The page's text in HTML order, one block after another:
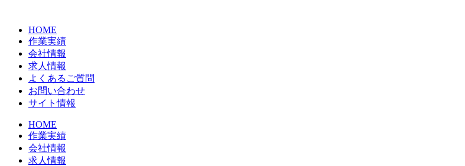
HOME
作業実績
会社情報
求人情報
よくあるご質問
お問い合わせ
サイト情報
HOME
作業実績
会社情報
求人情報